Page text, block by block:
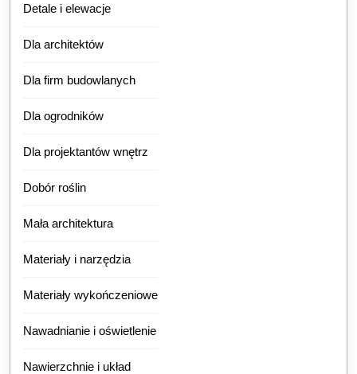
Detale i elewacje
Dla architektów
Dla firm budowlanych
Dla ogrodników
Dla projektantów wnętrz
Dobór roślin
Mała architektura
Materiały i narzędzia
Materiały wykończeniowe
Nawadnianie i oświetlenie
Nawierzchnie i układ